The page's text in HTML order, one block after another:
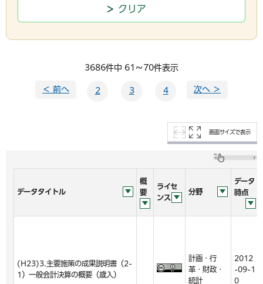
3686件中 61～70件表示
＜ 前へ 2 3 4 次へ ＞
画面サイズで表示
データタイトル
概
要
ライセ
ンス
分野
データ
時点
(H23)3.主要施策の成果説明書（2-
1）一般会計決算の概要（歳入）
計画・行
革・財政・
統計
2012
-09-1
0